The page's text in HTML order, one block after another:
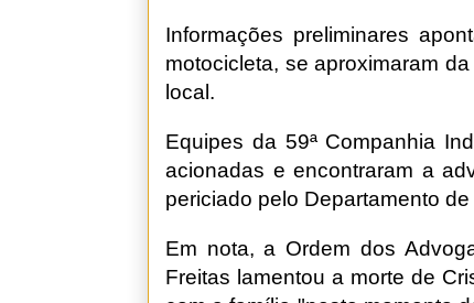
Informações preliminares
motocicleta, se aproximaram
local.
Equipes da 59ª Companhia
acionadas e encontraram a
periciado pelo Departamento
Em nota, a Ordem dos
Freitas lamentou a morte de